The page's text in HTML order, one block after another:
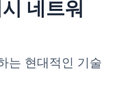
네트워
는 현대적인 기술